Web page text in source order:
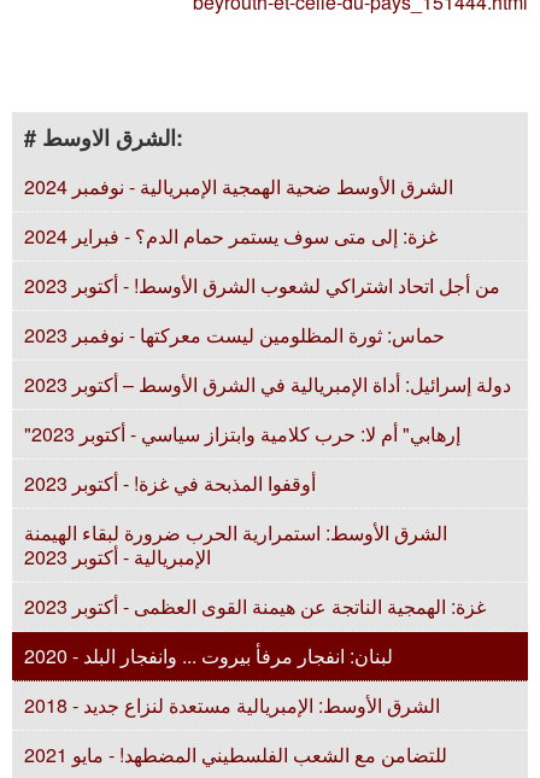
# الشرق الاوسط:
الشرق الأوسط ضحية الهمجية الإمبريالية - نوفمبر 2024
غزة: إلى متى سوف يستمر حمام الدم؟ - فبراير 2024
من أجل اتحاد اشتراكي لشعوب الشرق الأوسط! - أكتوبر 2023
حماس: ثورة المظلومين ليست معركتها - نوفمبر 2023
دولة إسرائيل: أداة الإمبريالية في الشرق الأوسط – أكتوبر 2023
"إرهابي" أم لا: حرب كلامية وابتزاز سياسي - أكتوبر 2023
أوقفوا المذبحة في غزة! - أكتوبر 2023
الشرق الأوسط: استمرارية الحرب ضرورة لبقاء الهيمنة
الإمبريالية - أكتوبر 2023
غزة: الهمجية الناتجة عن هيمنة القوى العظمى - أكتوبر 2023
لبنان: انفجار مرفأ بيروت ... وانفجار البلد - 2020
الشرق الأوسط: الإمبريالية مستعدة لنزاع جديد - 2018
للتضامن مع الشعب الفلسطيني المضطهد! - مايو 2021